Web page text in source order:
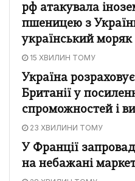
рф атакувала
пшеницею з
український моряк
15 ХВИЛИН ТОМУ
Україна
Британії у
спроможностей і
23 ХВИЛИНИ ТОМУ
У Франції
на небажані